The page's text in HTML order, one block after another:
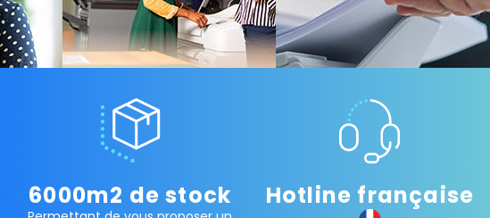
6000m2 de stock Hotline française